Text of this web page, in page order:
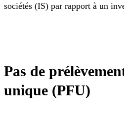
sociétés (IS) par rapport à un
Pas de
unique (PFU)